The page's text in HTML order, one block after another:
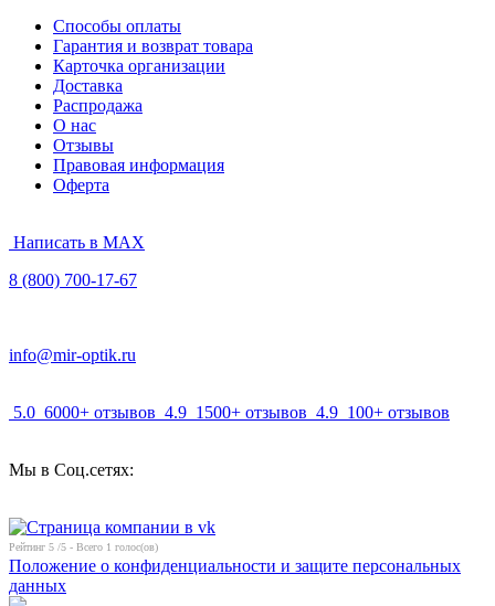
Способы оплаты
Гарантия и возврат товара
Карточка организации
Доставка
Распродажа
О нас
Отзывы
Правовая информация
Оферта
Написать в MAX
8 (800) 700-17-67
info@mir-optik.ru
5.0 6000+ отзывов 4.9 1500+ отзывов 4.9 100+ отзывов
Мы в Соц.сетях:
Рейтинг 5 /5 - Всего 1 голос(ов)
Положение о конфиденциальности и защите персональных
данных